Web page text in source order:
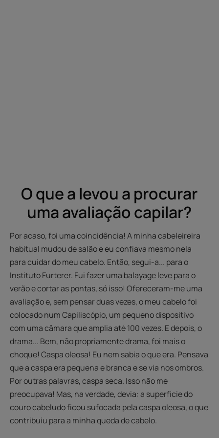
O que a levou a procurar
uma avaliação capilar?
Por acaso, foi uma coincidência! A minha cabeleireira
habitual mudou de salão e eu confiava mesmo nela
para cuidar do meu cabelo. Então, segui-a... para o
Instituto Furterer. Fui fazer uma balayage leve para o
verão e cortar as pontas, só isso! Ofereceram-me uma
avaliação e, sem pensar duas vezes, o meu cabelo foi
colocado num Capiliscópio, um pequeno dispositivo
com uma câmara que amplia até 100 vezes. E depois, o
drama... Bem, não propriamente drama, foi mais o
choque! Caspa oleosa! Eu nem sabia o que era. Pensava
que a caspa era pequena e branca e se via nos ombros.
Por outras palavras, caspa seca. Isso não me
preocupava! Mas, na verdade, devia: a superfície do
couro cabeludo ficou sufocada pela caspa oleosa, o que
contribuiu para a minha queda de cabelo.